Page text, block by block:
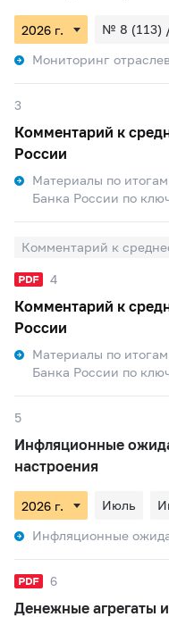
№ 8 (113)
Мониторинг
3
Комментарий к
России
Материалы по
Банка России по
Комментарий к
4
Комментарий к
России
Материалы по
Банка России по
5
Инфляционные
настроения
Июль
Инфляционные
6
Денежные агрегаты